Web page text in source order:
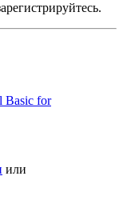
Basic for
или